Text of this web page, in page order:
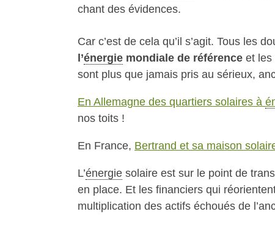
chant des évidences.
Car c’est de cela qu’il s’agit. Tous les
l’énergie mondiale de référence et les
sont plus que jamais pris au sérieux,
En Allemagne des quartiers solaires à
nos toits !
En France, Bertrand et sa maison
L’énergie solaire est sur le point de
en place. Et les financiers qui
multiplication des actifs échoués de